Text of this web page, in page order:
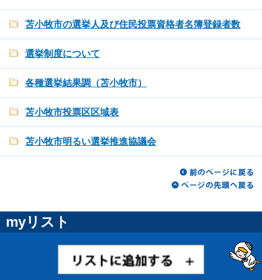
苫小牧市の選挙人及び住民投票資格者名簿登録者数
選挙制度について
各種選挙結果調（苫小牧市）
苫小牧市投票区区域表
苫小牧市明るい選挙推進協議会
myリスト